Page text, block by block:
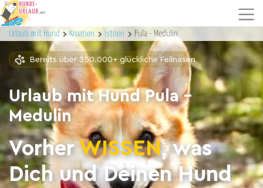
Urlaub mit Hund Kroatien Istrien Pula - Medulin
Bereits über 350.000+ glückliche Fellnasen
Urlaub mit Hund Pula -
Medulin
VorherWISSEN, was
Dich und Deinen Hund